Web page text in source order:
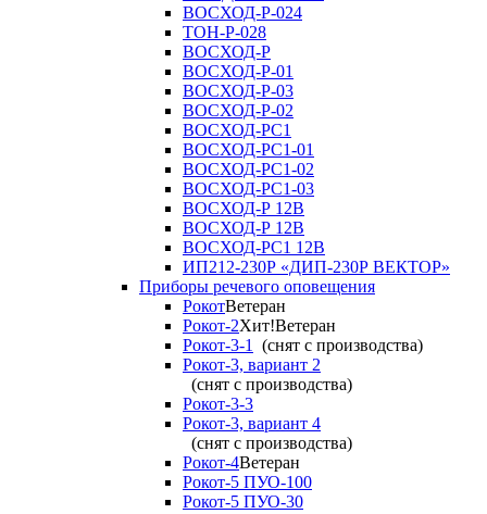
ВОСХОД-Р-024
ТОН-Р-028
ВОСХОД-Р
ВОСХОД-Р-01
ВОСХОД-Р-03
ВОСХОД-Р-02
ВОСХОД-РС1
ВОСХОД-РС1-01
ВОСХОД-РС1-02
ВОСХОД-РС1-03
ВОСХОД-Р 12В
ВОСХОД-Р 12В
ВОСХОД-РС1 12В
ИП212-230Р «ДИП-230Р ВЕКТОР»
Приборы речевого оповещения
РокотВетеран
Рокот-2Хит!Ветеран
Рокот-3-1
(снят с производства)
Рокот-3, вариант 2
(снят с производства)
Рокот-3-3
Рокот-3, вариант 4
(снят с производства)
Рокот-4Ветеран
Рокот-5 ПУО-100
Рокот-5 ПУО-30